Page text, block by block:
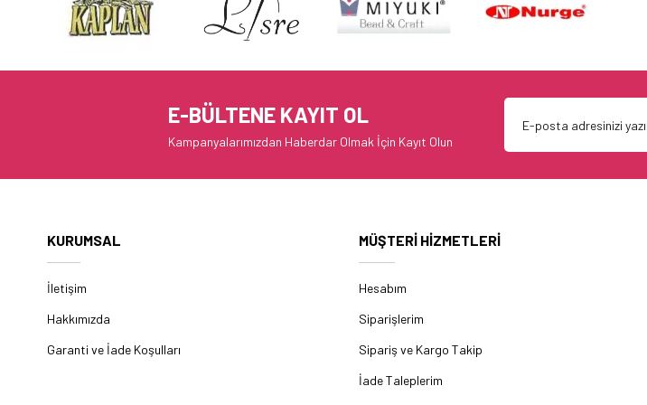
E-BÜLTENE KAYIT OL
Kampanyalarımızdan Haberdar Olmak İçin Kayıt Olun
KURUMSAL
İletişim
Hakkımızda
Garanti ve İade Koşulları
MÜŞTERİ HİZMETLERİ
Hesabım
Siparişlerim
Sipariş ve Kargo Takip
İade Taleplerim